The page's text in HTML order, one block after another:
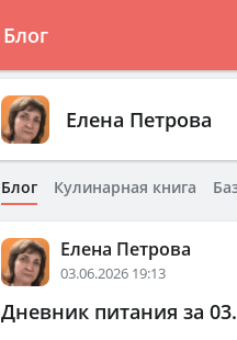
Блог
Елена Петрова
Блог Кулинарная книга
Елена Петрова
03.06.2026 19:13
Дневник питания за